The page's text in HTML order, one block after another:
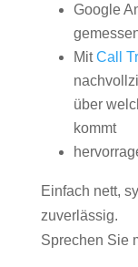
Google
MitCall
über
kommt
Einfach nett,
zuverlässig.
Sprechen Sie